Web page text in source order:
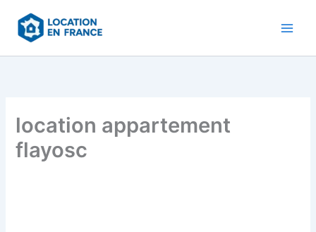
contenu
location appartement
flayosc